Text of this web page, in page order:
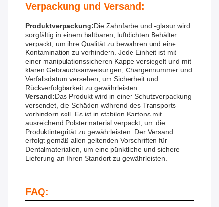
Verpackung und Versand:
Produktverpackung:Die Zahnfarbe und -glasur wird
sorgfältig in einem haltbaren, luftdichten Behälter
verpackt, um ihre Qualität zu bewahren und eine
Kontamination zu verhindern. Jede Einheit ist mit
einer manipulationssicheren Kappe versiegelt und mit
klaren Gebrauchsanweisungen, Chargennummer und
Verfallsdatum versehen, um Sicherheit und
Rückverfolgbarkeit zu gewährleisten.
Versand:Das Produkt wird in einer Schutzverpackung
versendet, die Schäden während des Transports
verhindern soll. Es ist in stabilen Kartons mit
ausreichend Polstermaterial verpackt, um die
Produktintegrität zu gewährleisten. Der Versand
erfolgt gemäß allen geltenden Vorschriften für
Dentalmaterialien, um eine pünktliche und sichere
Lieferung an Ihren Standort zu gewährleisten.
FAQ: